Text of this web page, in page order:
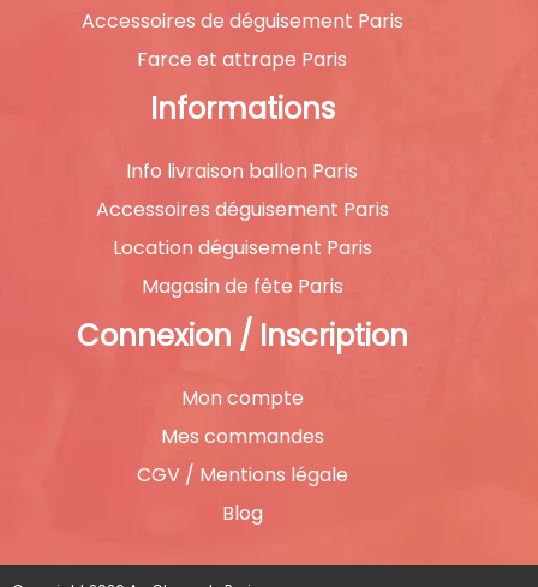
Accessoires de déguisement Paris
Farce et attrape Paris
Informations
Info livraison ballon Paris
Accessoires déguisement Paris
Location déguisement Paris
Magasin de fête Paris
Connexion / Inscription
Mon compte
Mes commandes
CGV / Mentions légale
Blog